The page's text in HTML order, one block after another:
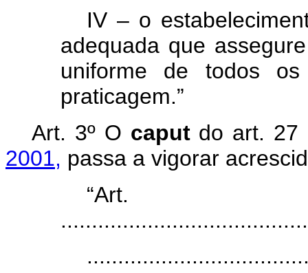
IV – o
adequada que
uniforme de todos
praticagem.”
Art. 3º O caputdo art.
2001, passa a vigorar